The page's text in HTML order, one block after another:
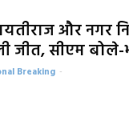
और नगर
जीत, सीएम
Breaking -